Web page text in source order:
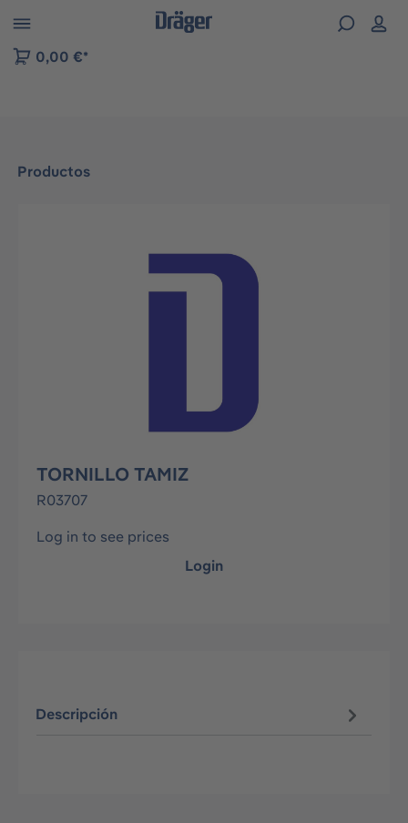
to B2B platform navigation
0,00 €*
Productos
Omitir galería de imágenes
TORNILLO TAMIZ
R03707
Log in to see prices
Login
Descripción